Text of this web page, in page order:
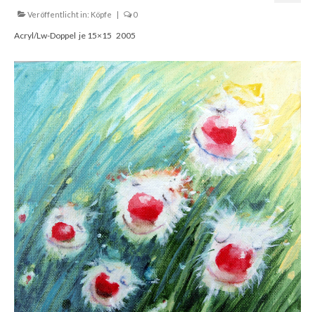
Biblisch
Engel und Geflügelte
Gemälde
Geschnitzte
Gezeichnete
Köpfe
Märchen
Schwarze Serie
Viecher
Illustrationen
Comic, Figuren & Stories
Veröffentlicht in: Köpfe | 0
Acryl/Lw-Doppel je 15×15 2005